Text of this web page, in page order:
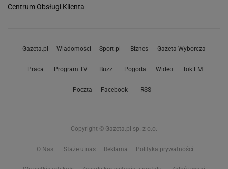
Centrum Obsługi Klienta
Gazeta.pl Wiadomości Sport.pl Biznes Gazeta Wyborcza
Praca Program TV Buzz Pogoda Wideo Tok.FM
Poczta Facebook RSS
Copyright © Gazeta.pl sp. z o.o.
O Nas Staże u nas Reklama Polityka prywatności